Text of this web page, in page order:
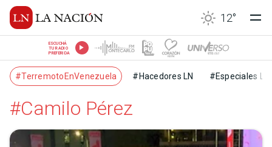
12°
ESCUCHÁ
TU RADIO
PREFERIDA
#TerremotoEnVenezuela #Hacedores LN #Especiales LN
#Camilo Pérez